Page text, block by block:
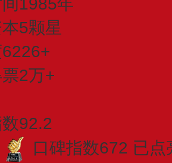
1985年
5颗星
2万+
92.2
口碑指数672 已点